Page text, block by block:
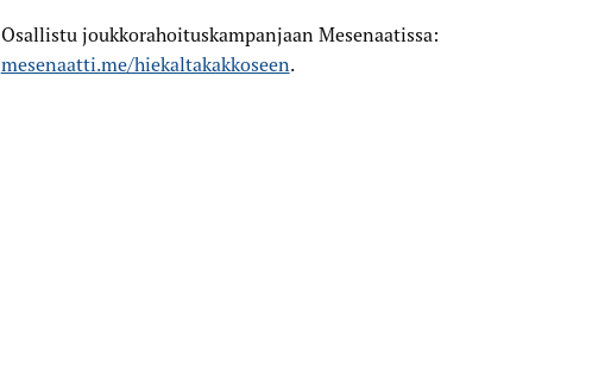
Osallistu joukkorahoituskampanjaan Mesenaatissa:
mesenaatti.me/hiekaltakakkoseen.